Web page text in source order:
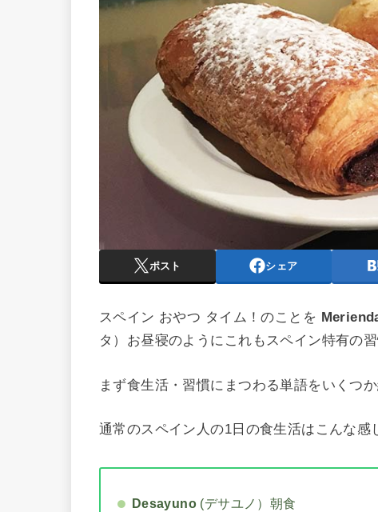
ポスト シェア
スペイン おやつ タイム！のことを
タ）お昼寝のようにこれもスペイン特有の習
まず食生活・習慣にまつわる単語をいくつ
通常のスペイン人の1日の食生活はこんな感
Desayuno (デサユノ）朝食